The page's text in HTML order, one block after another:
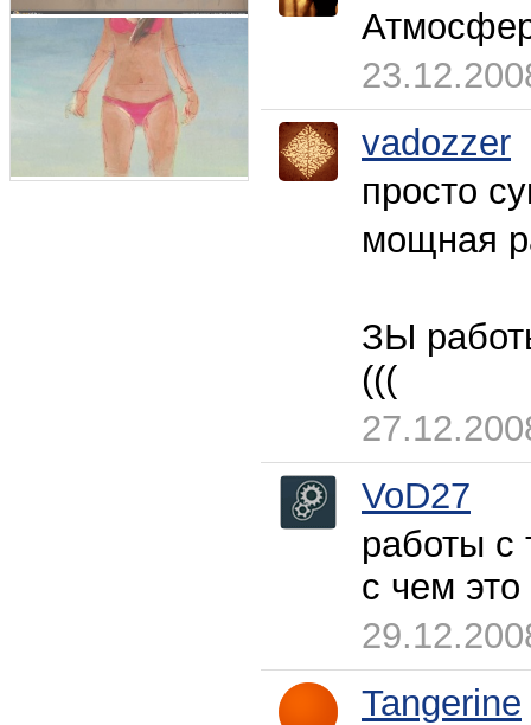
vadozzer
просто
мощная
ЗЫ
(((
VoD27
работы с
с чем это
Tangerine